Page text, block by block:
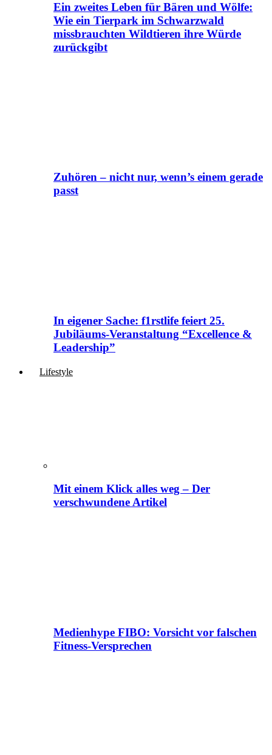
Ein zweites Leben für Bären und Wölfe:
Wie ein Tierpark im Schwarzwald
missbrauchten Wildtieren ihre Würde
zurückgibt
Zuhören – nicht nur, wenn’s einem gerade
passt
In eigener Sache: f1rstlife feiert 25.
Jubiläums-Veranstaltung “Excellence &
Leadership”
Lifestyle
Mit einem Klick alles weg – Der
verschwundene Artikel
Medienhype FIBO: Vorsicht vor falschen
Fitness-Versprechen